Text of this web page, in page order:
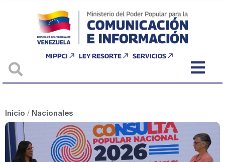
MIPPCI LEY RESORTE SERVICIOS
Inicio / Nacionales